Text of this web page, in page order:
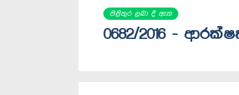
පිළිතුර ලබා දී ඇත
0682/2016 -